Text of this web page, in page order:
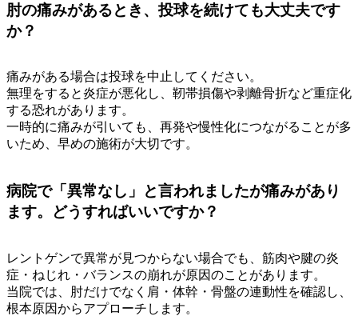
肘の痛みがあるとき、投球を続けても大丈夫です
か？
痛みがある場合は投球を中止してください。
無理をすると炎症が悪化し、靭帯損傷や剥離骨折など重症化
する恐れがあります。
一時的に痛みが引いても、再発や慢性化につながることが多
いため、早めの施術が大切です。
病院で「異常なし」と言われましたが痛みがあり
ます。どうすればいいですか？
レントゲンで異常が見つからない場合でも、筋肉や腱の炎
症・ねじれ・バランスの崩れが原因のことがあります。
当院では、肘だけでなく肩・体幹・骨盤の連動性を確認し、
根本原因からアプローチします。